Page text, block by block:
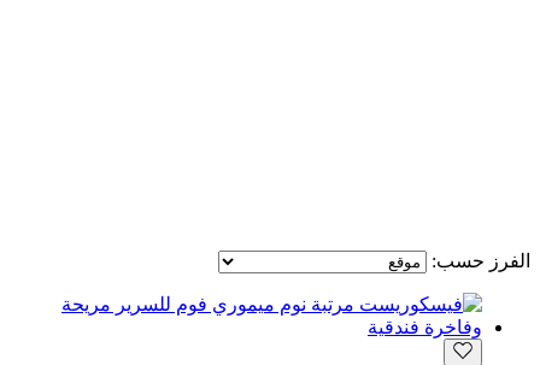
الفرز حسب: